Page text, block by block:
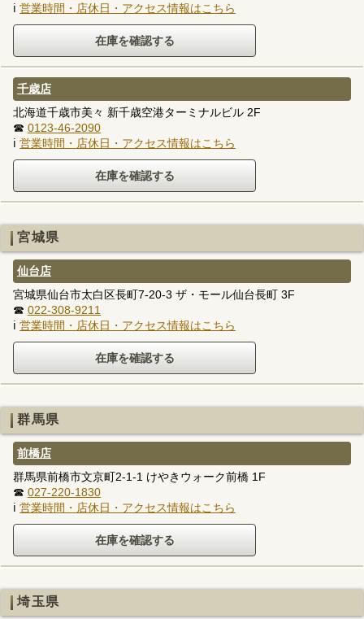
ℹ 営業時間・店休日・アクセス情報はこちら
千歳店
北海道千歳市美々 新千歳空港ターミナルビル 2F
☎ 0123-46-2090
ℹ 営業時間・店休日・アクセス情報はこちら
宮城県
仙台店
宮城県仙台市太白区長町7-20-3 ザ・モール仙台長町 3F
☎ 022-308-9211
ℹ 営業時間・店休日・アクセス情報はこちら
群馬県
前橋店
群馬県前橋市文京町2-1-1 けやきウォーク前橋 1F
☎ 027-220-1830
ℹ 営業時間・店休日・アクセス情報はこちら
埼玉県